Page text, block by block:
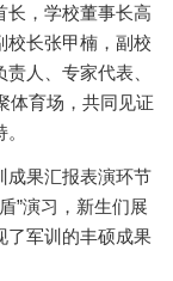
长，学校董事长高
校长张甲楠，副校
人、专家代表、
体育场，共同见证
成果汇报表演环节
”演习，新生们展
了军训的丰硕成果